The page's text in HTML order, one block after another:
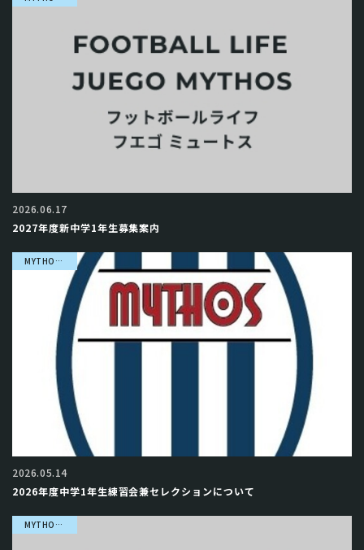
2026.06.17
2027年度新中学1年生募集案内
MYTHOS 進路先・選出先紹介
2026.05.14
2026年度中学1年生練習会兼セレクションについて
MYTHOS 進路先・選出先紹介